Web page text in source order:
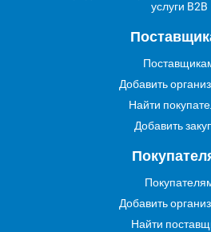
услуги B2B
Добавить
Найти
Добавить
Добавить
Найти